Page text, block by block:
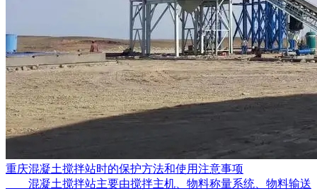
重庆混凝土搅拌站时的保护方法和使用注意事项
混凝土搅拌站主要由搅拌主机、物料称量系统、物料输送